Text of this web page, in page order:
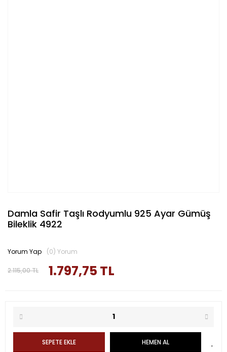
Damla Safir Taşlı Rodyumlu 925 Ayar Gümüş
Bileklik 4922
2.115,00 TL 1.797,75 TL
Yorum Yap (0) Yorum
SEPETE EKLE HEMEN AL